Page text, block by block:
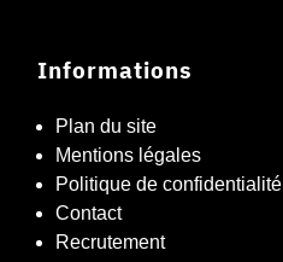
Informations
Plan du site
Mentions légales
Politique de confidentialité
Contact
Recrutement